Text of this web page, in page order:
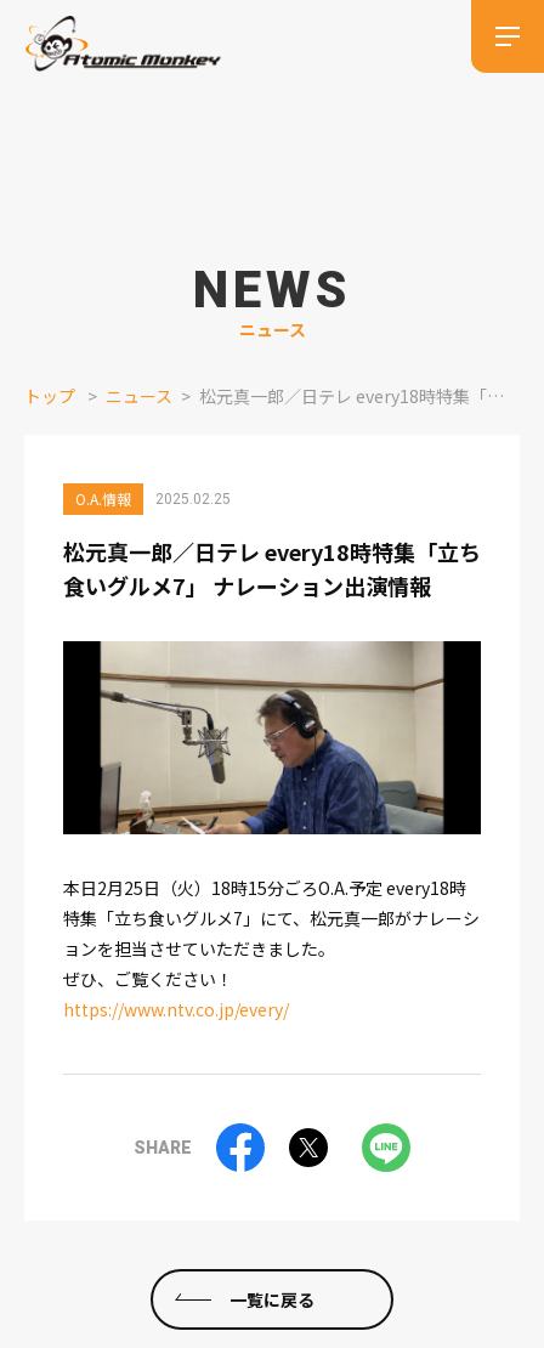
NEWS
ニュース
トップ ニュース 松元真一郎／日テレ every18時特集「立ち食いグルメ7」 ナレーション出演情報
O.A.情報 2025.02.25
松元真一郎／日テレ every18時特集「立ち
食いグルメ7」 ナレーション出演情報
本日2月25日（火）18時15分ごろO.A.予定 every18時
特集「立ち食いグルメ7」にて、松元真一郎がナレーシ
ョンを担当させていただきました。
ぜひ、ご覧ください！
https://www.ntv.co.jp/every/
SHARE
一覧に戻る